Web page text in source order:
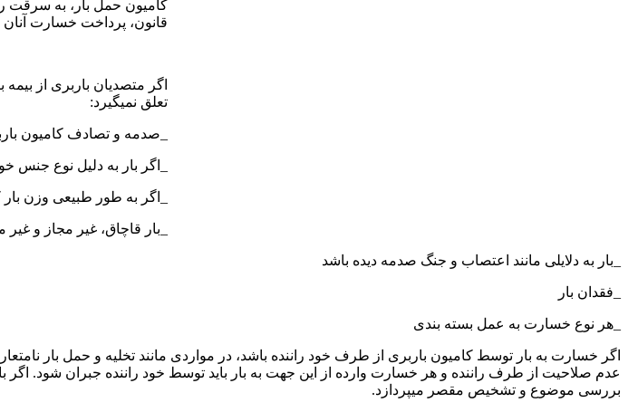
کامیون حمل بار، به سرقت
قانون، پرداخت خسارت
اگر متصدیان باربری از
تعلق نمیگیرد:
_صدمه و تصادف کامیون
_اگر بار به دلیل نوع جنس
_اگر به طور طبیعی وزن
_بار قاچاق، غیر مجاز و
_بار به دلایلی مانند اعتصاب و جنگ صدمه دیده باشد
_فقدان بار
_هر نوع خسارت به عمل بسته بندی
اگر خسارت به بار توسط کامیون باربری از طرف خود راننده باشد، در مواردی مانند تخلیه و حمل بار
عدم صلاحیت از طرف راننده و هر خسارت وارده از این جهت به بار باید توسط خود راننده جبران شود. اگر
بررسی موضوع و تشخیص مقصر میپردازد.